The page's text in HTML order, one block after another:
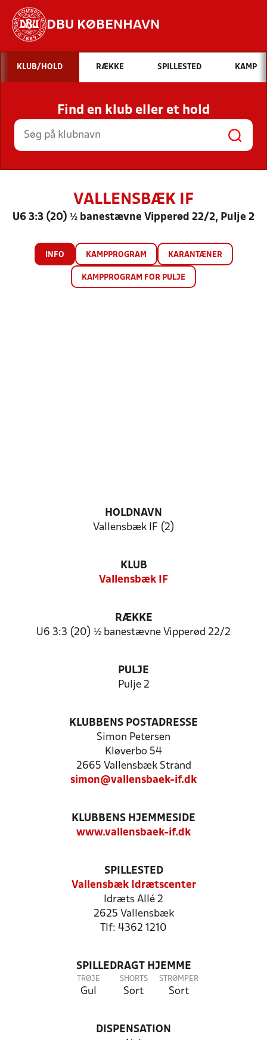
DBU KØBENHAVN
Hvad vil du søge efter?
INDHOLD OG NYHEDER
STILLINGER, RESULTATER, KLUBBER OG
HOLD
KLUB/HOLD RÆKKE SPILLESTED KAMP
Find en klub eller et hold
VALLENSBÆK IF
U6 3:3 (20) ½ banestævne Vipperød 22/2, Pulje 2
INFO KAMPPROGRAM KARANTÆNER
KAMPPROGRAM FOR PULJE
HOLDNAVN
Vallensbæk IF (2)
KLUB
Vallensbæk IF
RÆKKE
U6 3:3 (20) ½ banestævne Vipperød 22/2
PULJE
Pulje 2
KLUBBENS POSTADRESSE
Simon Petersen
Kløverbo 54
2665 Vallensbæk Strand
simon@vallensbaek-if.dk
KLUBBENS HJEMMESIDE
www.vallensbaek-if.dk
SPILLESTED
Vallensbæk Idrætscenter
Idræts Allé 2
2625 Vallensbæk
Tlf: 4362 1210
SPILLEDRAGT HJEMME
TRØJE
Gul
SHORTS
Sort
STRØMPER
Sort
DISPENSATION